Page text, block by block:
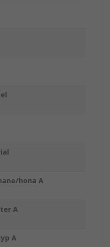
hona A
A
A